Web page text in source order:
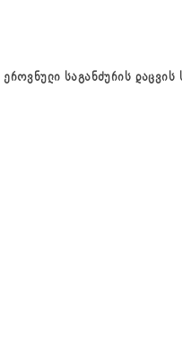
ეროვნული საგანძურის დაცვის